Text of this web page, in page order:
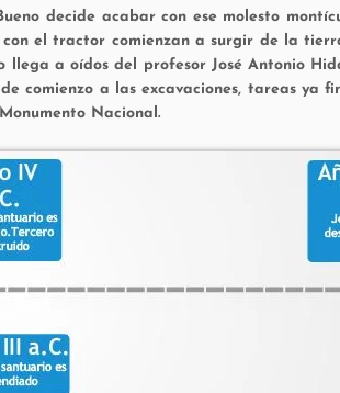
decide acabar con ese molesto
el tractor comienzan a surgir de la
llega a oídos del profesor José Antonio
comienzo a las excavaciones, tareas ya
Nacional.